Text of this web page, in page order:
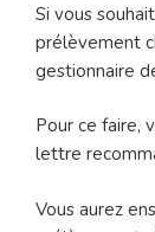
Si vous
prélèvement
gestionnaire
Pour ce faire,
lettre
Vous aurez